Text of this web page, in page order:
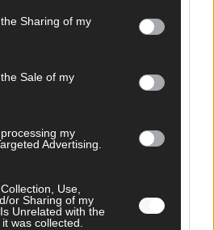
Sharing of my
Sale of my
my
Advertising.
Use,
or Sharing of my
Unrelated with the
was collected.